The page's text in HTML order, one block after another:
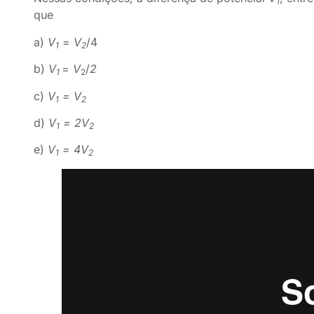
que
a) V1 = V2/4
b) V1 = V2/2
c) V1 = V2
d) V1 = 2V2
e) V1 = 4V2